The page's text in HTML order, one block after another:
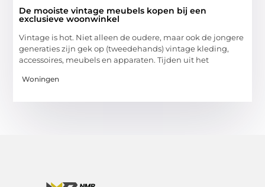
De mooiste vintage meubels kopen bij een
exclusieve woonwinkel
Vintage is hot. Niet alleen de oudere, maar ook de jongere
generaties zijn gek op (tweedehands) vintage kleding,
accessoires, meubels en apparaten. Tijden uit het
Woningen